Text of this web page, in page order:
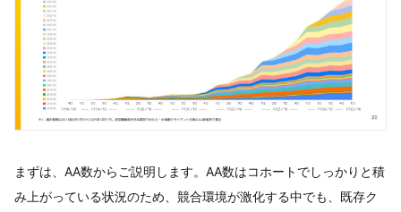
まずは、AA数からご説明します。AA数はコホートでしっかりと積
み上がっている状況のため、競合環境が激化する中でも、既存ク